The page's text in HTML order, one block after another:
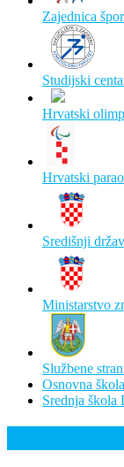
Zajednica
Studijski
Hrvatski
Hrvatski
Središnji
Ministarstvo
Službene
Osnovna
Srednja